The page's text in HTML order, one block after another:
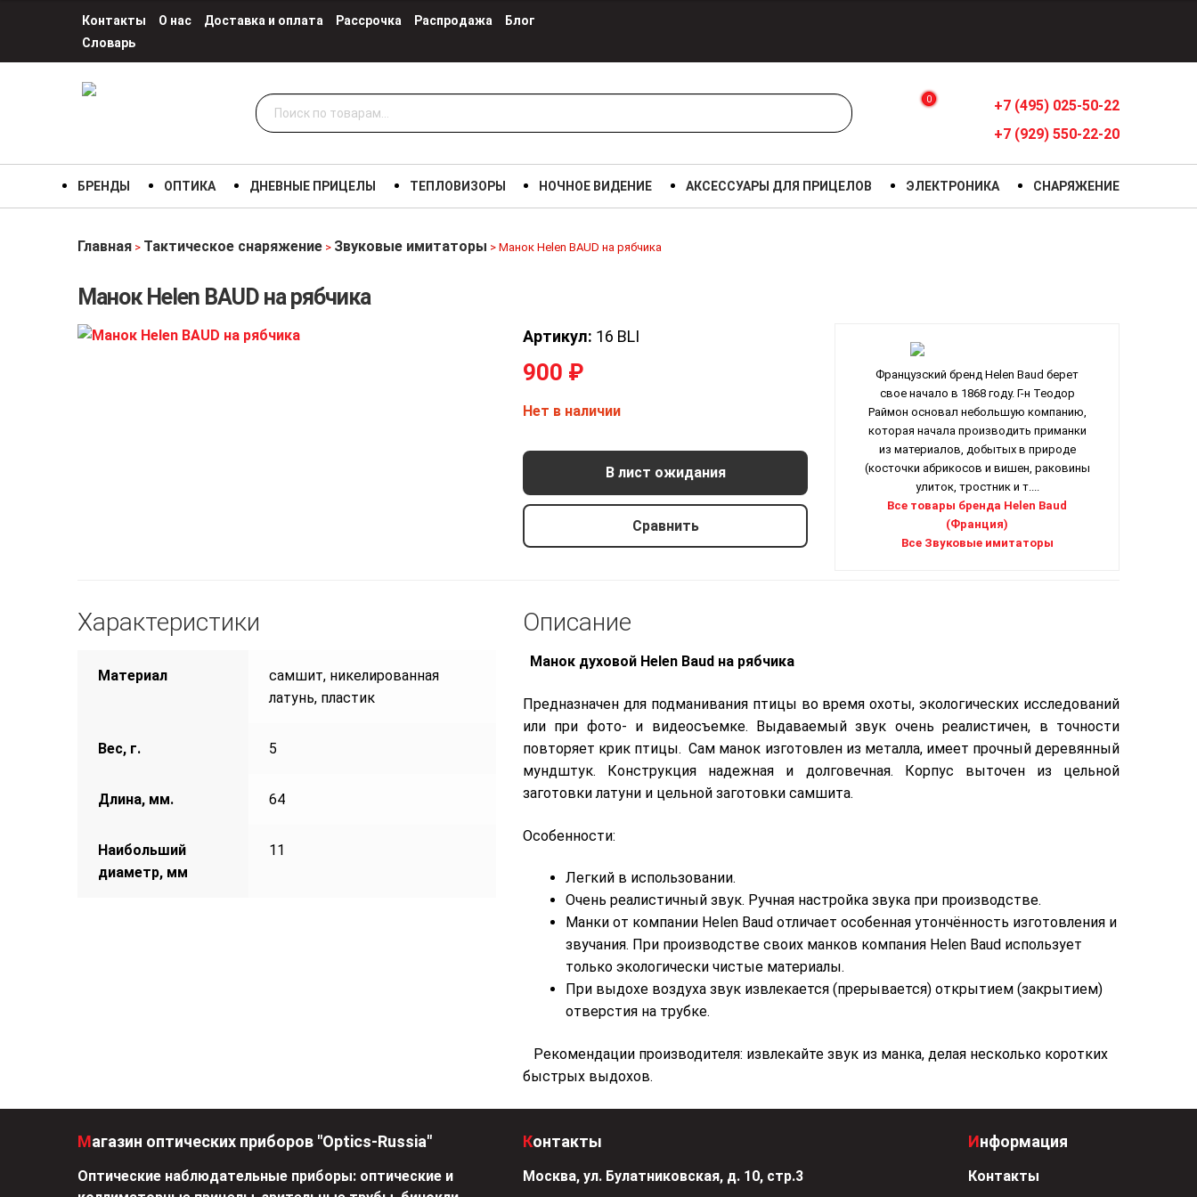
Контакты О нас Доставка и оплата Рассрочка Распродажа
Блог
Словарь
Искать: 0
+7 (495) 025-50-22
+7 (929) 550-22-20
БРЕНДЫ ОПТИКА ДНЕВНЫЕ ПРИЦЕЛЫ ТЕПЛОВИЗОРЫ НОЧНОЕ ВИДЕНИЕ АКСЕССУАРЫ ДЛЯ ПРИЦЕЛОВ ЭЛЕКТРОНИКА СНАРЯЖЕНИЕ
Главная > Тактическое снаряжение > Звуковые имитаторы > Манок Helen BAUD на рябчика
Манок Helen BAUD на рябчика
Артикул: 16 BLI
900 ₽
Нет в наличии
В лист ожидания
Сравнить
Французский бренд Helen Baud берет
свое начало в 1868 году. Г-н Теодор
Раймон основал небольшую компанию,
которая начала производить приманки
из материалов, добытых в природе
(косточки абрикосов и вишен, раковины
улиток, тростник и т....
Все товары бренда Helen Baud
(Франция)
Все Звуковые имитаторы
900 р.
Характеристики
Материал
самшит, никелированная
латунь, пластик
Вес, г. 5
Длина, мм. 64
Наибольший
диаметр, мм
11
Описание
Манок духовой Helen Baud на рябчика
Предназначен для подманивания птицы во время охоты, экологических исследований
или при фото- и видеосъемке. Выдаваемый звук очень реалистичен, в точности
повторяет крик птицы. Сам манок изготовлен из металла, имеет прочный деревянный
мундштук. Конструкция надежная и долговечная. Корпус выточен из цельной
заготовки латуни и цельной заготовки самшита.
Особенности:
Легкий в использовании.
Очень реалистичный звук. Ручная настройка звука при производстве.
Манки от компании Helen Baud отличает особенная утончённость изготовления и
звучания. При производстве своих манков компания Helen Baud использует
только экологически чистые материалы.
При выдохе воздуха звук извлекается (прерывается) открытием (закрытием)
отверстия на трубке.
Рекомендации производителя: извлекайте звук из манка, делая несколько коротких
быстрых выдохов.
Магазин оптических приборов "Optics-Russia"
Оптические наблюдательные приборы: оптические и
Контакты
Москва, ул. Булатниковская, д. 10, стр.3
Информация
Контакты